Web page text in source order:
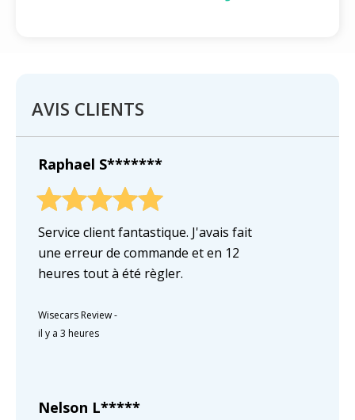
AVIS CLIENTS
Raphael S*******
Service client fantastique. J'avais fait
une erreur de commande et en 12
heures tout à été règler.
Wisecars Review-
il y a 3 heures
Nelson L*****